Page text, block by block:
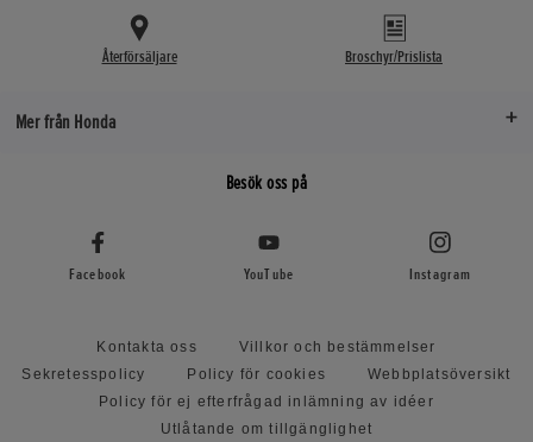
Återförsäljare Broschyr/Prislista
Mer från Honda
Besök oss på
Facebook YouTube Instagram
Kontakta oss
Villkor och bestämmelser
Sekretesspolicy
Policy för cookies
Webbplatsöversikt
Policy för ej efterfrågad inlämning av idéer
Utlåtande om tillgänglighet